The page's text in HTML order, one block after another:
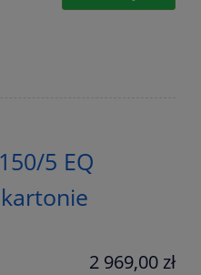
5 EQ
2 969,00 zł